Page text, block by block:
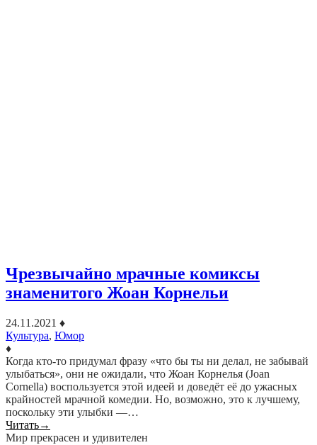
Чрезвычайно мрачные комиксы
знаменитого Жоан Корнельи
24.11.2021 ♦
Культура, Юмор
♦
Когда кто-то придумал фразу «что бы ты ни делал, не забывай
улыбаться», они не ожидали, что Жоан Корнелья (Joan
Cornella) воспользуется этой идеей и доведёт её до ужасных
крайностей мрачной комедии. Но, возможно, это к лучшему,
поскольку эти улыбки —…
Читать→
Мир прекрасен и удивителен